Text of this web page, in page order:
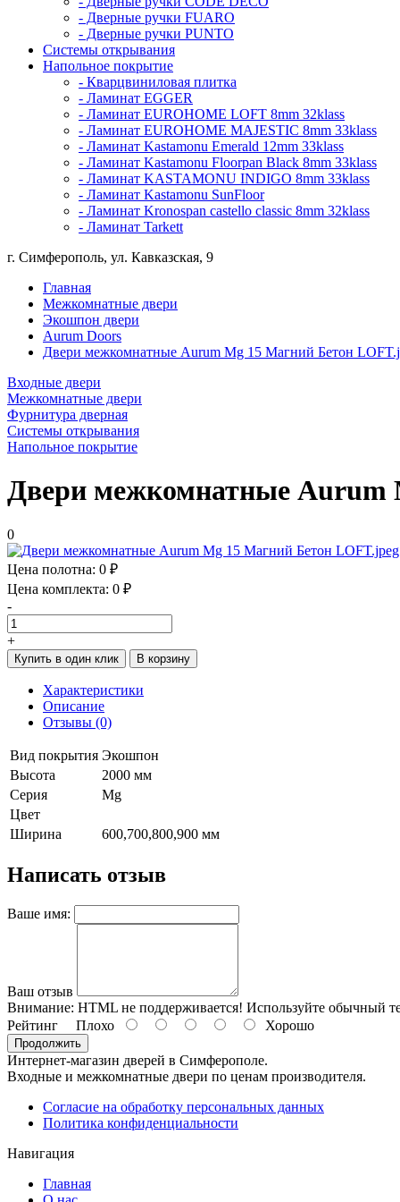
- Дверные ручки FUARO
- Дверные ручки PUNTO
Системы открывания
Напольное покрытие
- Кварцвиниловая плитка
- Ламинат EGGER
- Ламинат EUROHOME LOFT 8mm 32klass
- Ламинат EUROHOME MAJESTIC 8mm 33klass
- Ламинат Kastamonu Emerald 12mm 33klass
- Ламинат Kastamonu Floorpan Black 8mm 33klass
- Ламинат KASTAMONU INDIGO 8mm 33klass
- Ламинат Kastamonu SunFloor
- Ламинат Kronospan castello classic 8mm 32klass
- Ламинат Tarkett
г. Симферополь, ул. Кавказская, 9
Главная
Межкомнатные двери
Экошпон двери
Aurum Doors
Двери межкомнатные Aurum Mg 15 Магний Бетон
Входные двери
Межкомнатные двери
Фурнитура дверная
Системы открывания
Напольное покрытие
Двери межкомнатные Aurum
0
Цена полотна: 0 ₽
Цена комплекта: 0 ₽
-
+
Купить в один клик В корзину
Характеристики
Описание
Отзывы (0)
Вид покрытия Экошпон
Высота
2000 мм
Серия
Mg
Цвет
Ширина
600,700,800,900 мм
Написать отзыв
Ваше имя:
Ваш отзыв
Внимание: HTML не поддерживается! Используйте обычный
Рейтинг Плохо Хорошо
Продолжить
Интернет-магазин дверей в Симферополе.
Входные и межкомнатные двери по ценам производителя.
Согласие на обработку персональных данных
Политика конфиденциальности
Навигация
Главная